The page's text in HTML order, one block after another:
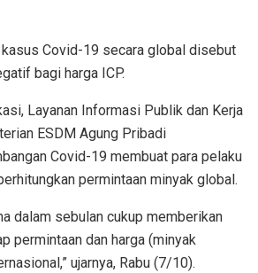
Covid-19 secara global disebut
bagi harga ICP.
Layanan Informasi Publik dan Kerja
ESDM Agung Pribadi
Covid-19 membuat para pelaku
permintaan minyak global.
dalam sebulan cukup memberikan
permintaan dan harga (minyak
ujarnya, Rabu (7/10).